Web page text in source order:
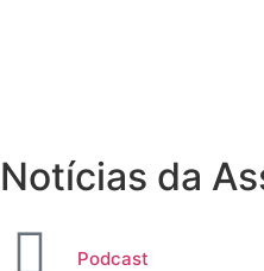
Notícias da
Podcast